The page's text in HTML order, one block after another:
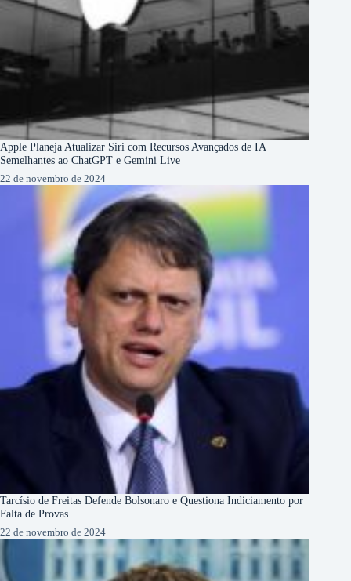
Apple Planeja Atualizar Siri com Recursos Avançados de IA
Semelhantes ao ChatGPT e Gemini Live
22 de novembro de 2024
Tarcísio de Freitas Defende Bolsonaro e Questiona Indiciamento por
Falta de Provas
22 de novembro de 2024